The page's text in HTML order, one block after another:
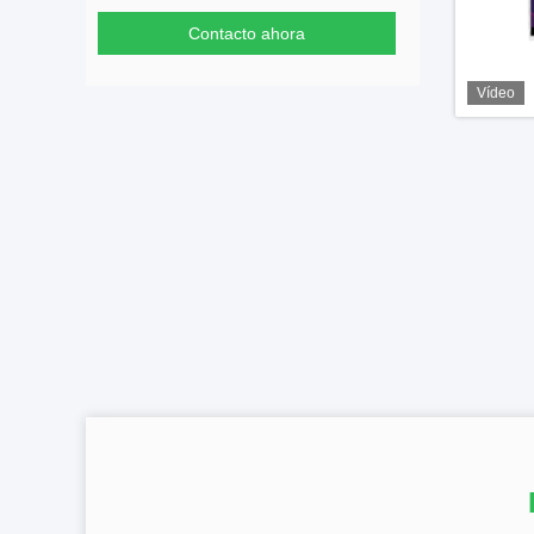
Contacto ahora
Vídeo